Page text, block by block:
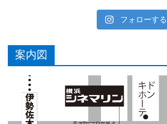
フォローする
案内図